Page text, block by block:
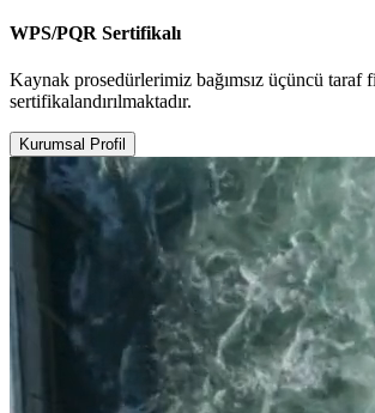
WPS/PQR Sertifikalı
Kaynak prosedürlerimiz bağımsız üçüncü taraf
sertifikalandırılmaktadır.
Kurumsal Profil